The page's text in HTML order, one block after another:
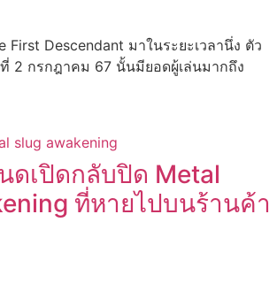
First Descendant มาในระยะเวลานึ่ง ตัว
ที่ 2 กรกฎาคม 67 นั้นมียอดผู้เล่นมากถึง
ดเปิดกลับปิด Metal
ที่หายไปบนร้านค้า